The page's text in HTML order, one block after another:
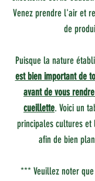
Venez prendre l'air et
de
Puisque la nature
est bien important de
avant de vous
cueillette. Voici un
principales cultures
afin de bien
*** Veuillez noter